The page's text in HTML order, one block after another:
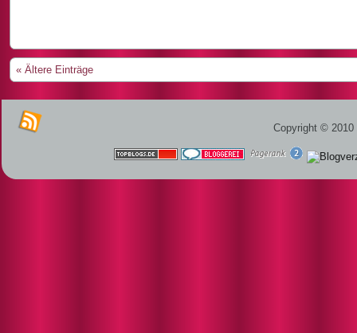
« Ältere Einträge
Copyright © 2010